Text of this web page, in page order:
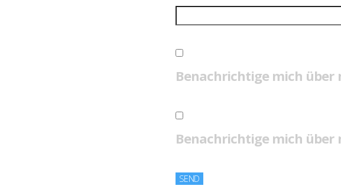
Benachrichtige mich über
Benachrichtige mich über